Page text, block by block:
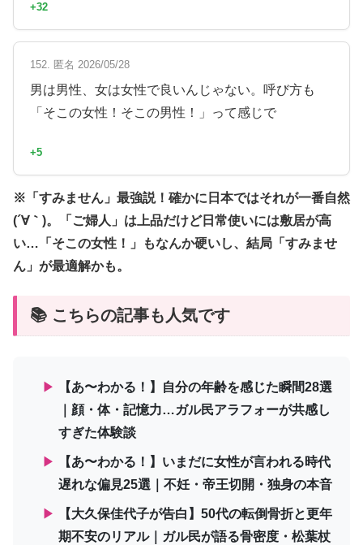
+32
152. 匿名 2026/05/28
男は男性、女は女性で良いんじゃない。呼び方も
「そこの女性！そこの男性！」って感じで
+5
※「すみません」最強説！確かに日本ではそれが一番自然
(´∀｀)。「ご婦人」は上品だけど日常使いには敷居が高
い…「そこの女性！」もなんか硬いし、結局「すみませ
ん」が最適解かも。
📚 こちらの記事も人気です
▶
【あ〜わかる！】自分の年齢を感じた瞬間28選
｜顔・体・記憶力…ガル民アラフォーが共感し
すぎた体験談
▶
【あ〜わかる！】いまだに女性が言われる時代
遅れな偏見25選｜不妊・帝王切開・独身の本音
▶
【大久保佳代子が告白】50代の転倒骨折と更年
期不安のリアル｜ガル民が語る骨密度・松葉杖